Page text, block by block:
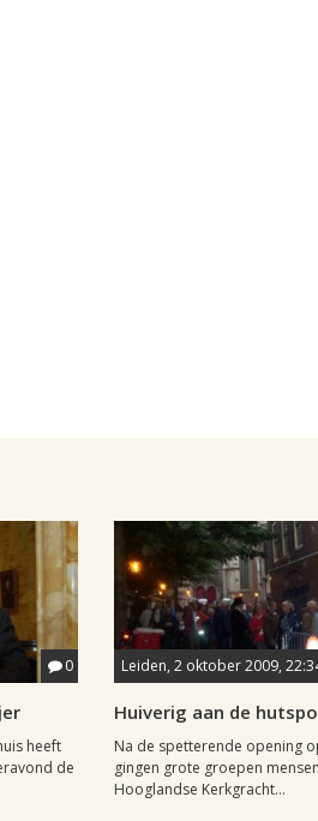
0
heeft
de
Leiden, 2 oktober 2009,
Huiverig aan de
Na de spetterende opening
gingen grote groepen
Hooglandse Kerkgracht...